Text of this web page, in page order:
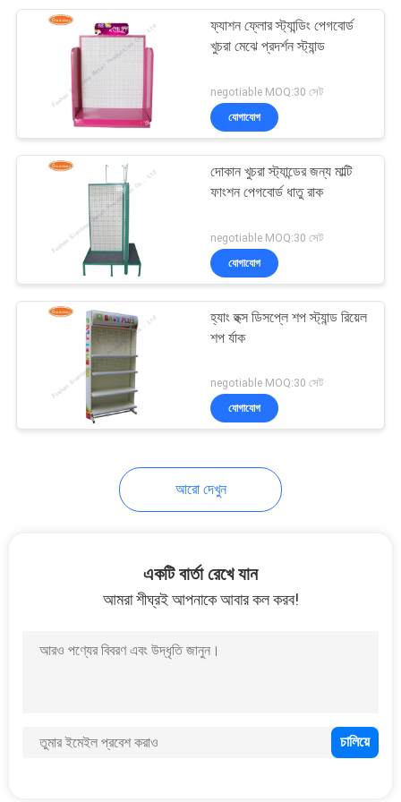
মোটর তেল প্রদর্শন র্যাক
14
মোটরগাড়ি ব্যাটারি র্যাক
মেঝে স্থায়ী ম্যাগাজিন রাক
সিরামিক টাইল প্রদর্শন র্যাকস
ফ্যাশন ফ্লোর স্ট্যান্ডিং পেগবোর্ড
খুচরা মেঝে প্রদর্শন স্ট্যান্ড
negotiable MOQ:30 সেট
যোগাযোগ
দোকান খুচরা স্ট্যান্ডের জন্য মাল্টি
ফাংশন পেগবোর্ড ধাতু রাক
negotiable MOQ:30 সেট
যোগাযোগ
হ্যাং হুক্স ডিসপ্লে শপ স্ট্যান্ড রিয়েল
শপ র্যাক
negotiable MOQ:30 সেট
যোগাযোগ
আরো দেখুন
একটি বার্তা রেখে যান
আমরা শীঘ্রই আপনাকে আবার কল করব!